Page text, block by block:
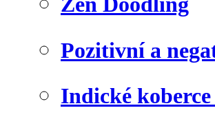
Pozitivní a
Indické